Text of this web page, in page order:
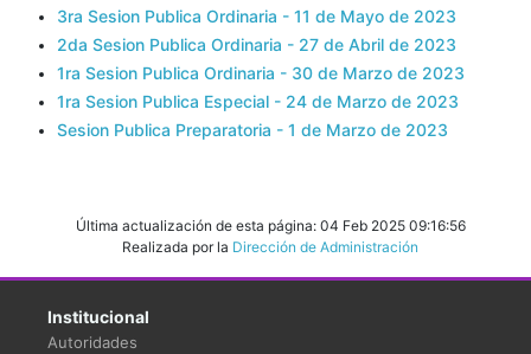
3ra Sesion Publica Ordinaria - 11 de Mayo de 2023
2da Sesion Publica Ordinaria - 27 de Abril de 2023
1ra Sesion Publica Ordinaria - 30 de Marzo de 2023
1ra Sesion Publica Especial - 24 de Marzo de 2023
Sesion Publica Preparatoria - 1 de Marzo de 2023
Última actualización de esta página: 04 Feb 2025 09:16:56
Realizada por la Dirección de Administración
Institucional
Autoridades